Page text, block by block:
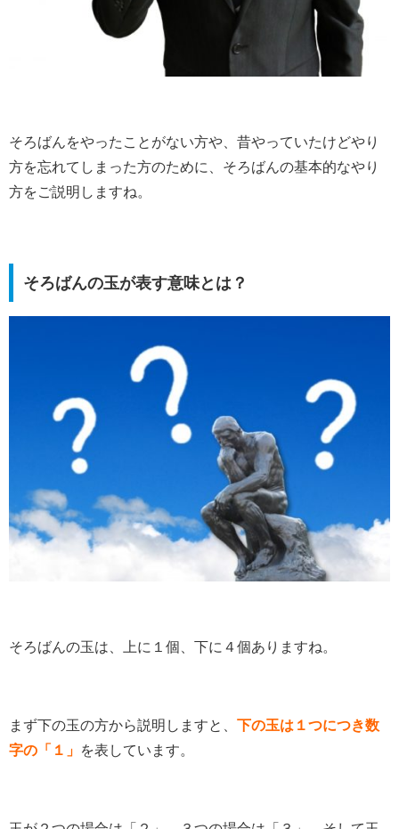
そろばんをやったことがない方や、昔やっていたけどやり
方を忘れてしまった方のために、そろばんの基本的なやり
方をご説明しますね。
そろばんの玉が表す意味とは？
そろばんの玉は、上に１個、下に４個ありますね。
まず下の玉の方から説明しますと、 下の玉は１つにつき数
字の「１」 を表しています。